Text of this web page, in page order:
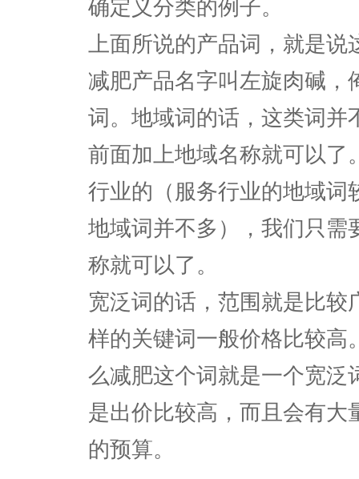
确定义分类的例子。
上面所说的产品词，就是
减肥产品名字叫左旋肉碱，
词。地域词的话，这类词并
前面加上地域名称就可以了
行业的（服务行业的地域词
地域词并不多），我们只需
称就可以了。
宽泛词的话，范围就是比
样的关键词一般价格比较高
么减肥这个词就是一个宽泛
是出价比较高，而且会有大
的预算。